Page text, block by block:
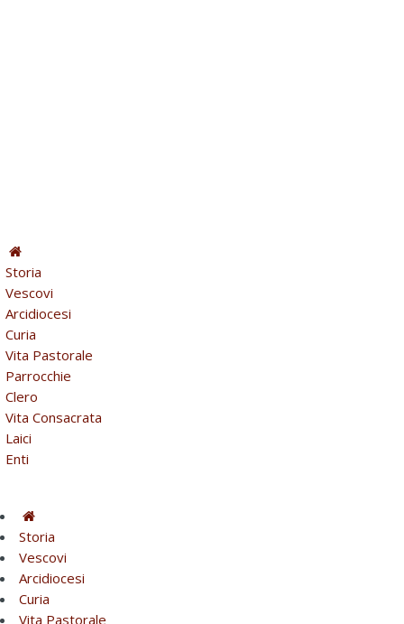
Storia
Vescovi
Arcidiocesi
Curia
Vita Pastorale
Parrocchie
Clero
Vita Consacrata
Laici
Enti
Storia
Vescovi
Arcidiocesi
Curia
Vita Pastorale